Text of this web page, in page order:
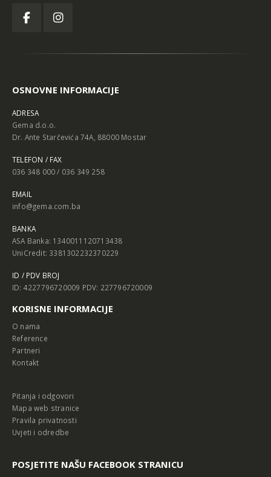
OSNOVNE INFORMACIJE
ADRESA
Gema d.o.o.
Dr. Ante Starčevića 74A, 88000 Mostar
TELEFON / FAX
036 348 000 / 036 349 258
EMAIL
info@gema.com.ba
BANKA
ASA Banka: 1340011120713438
UniCredit: 3381302232370229
ID / PDV BROJ
ID: 4227796720009 PDV: 227796720009
KORISNE INFORMACIJE
O nama
Reference
Partneri
Kontakt
Pitanja i odgovori
Mapa web stranice
Pravila privatnosti
Uvjeti i odredbe
POSJETITE NAŠU FACEBOOK STRANICU